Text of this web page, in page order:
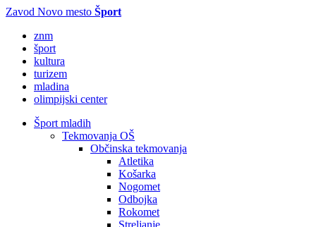
Zavod Novo mesto Šport
znm
šport
kultura
turizem
mladina
olimpijski center
Šport mladih
Tekmovanja OŠ
Občinska tekmovanja
Atletika
Košarka
Nogomet
Odbojka
Rokomet
Streljanje